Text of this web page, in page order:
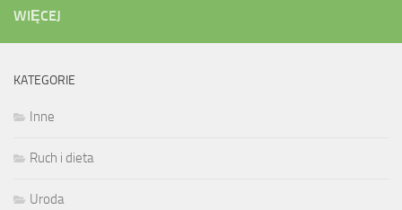
WIĘCEJ
KATEGORIE
Inne
Ruch i dieta
Uroda